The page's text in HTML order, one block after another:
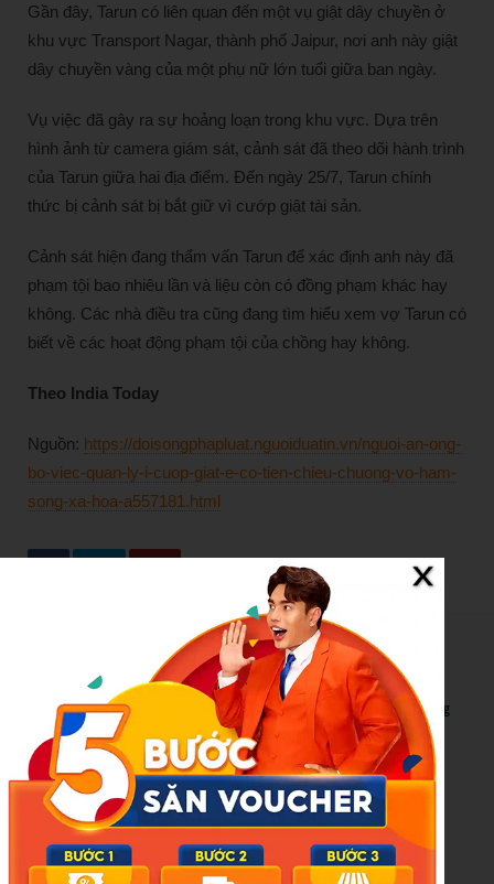
Gần đây, Tarun có liên quan đến một vụ giật dây chuyền ở
khu vực Transport Nagar, thành phố Jaipur, nơi anh này giật
dây chuyền vàng của một phụ nữ lớn tuổi giữa ban ngày.
Vụ việc đã gây ra sự hoảng loạn trong khu vực. Dựa trên
hình ảnh từ camera giám sát, cảnh sát đã theo dõi hành trình
của Tarun giữa hai địa điểm. Đến ngày 25/7, Tarun chính
thức bị cảnh sát bị bắt giữ vì cướp giật tài sản.
Cảnh sát hiện đang thẩm vấn Tarun để xác định anh này đã
phạm tội bao nhiêu lần và liệu còn có đồng phạm khác hay
không. Các nhà điều tra cũng đang tìm hiểu xem vợ Tarun có
biết về các hoạt động phạm tội của chồng hay không.
Theo India Today
Nguồn: https://doisongphapluat.nguoiduatin.vn/nguoi-an-ong-
bo-viec-quan-ly-i-cuop-giat-e-co-tien-chieu-chuong-vo-ham-
song-xa-hoa-a557181.html
New Posts
Bão số 3 hình thành trên Biển Đông: Vì sao không ảnh hưởng
đất liền vẫn cần cảnh giác cao độ?
Cảnh báo thủ đoạn lừa đảo kết hôn: Khi sính lễ trở thành ‘cái
bẫy’ tinh vi